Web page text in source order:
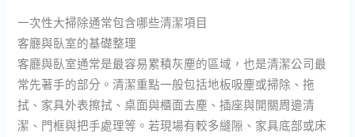
一次性大掃除通常包含哪些清潔項目
客廳與臥室的基礎整理
客廳與臥室通常是最容易累積灰塵的區域，也是清潔公司最
常先著手的部分。清潔重點一般包括地板吸塵或掃除、拖
拭、家具外表擦拭、桌面與櫃面去塵、插座與開關周邊清
潔、門框與把手處理等。若現場有較多縫隙、家具底部或床